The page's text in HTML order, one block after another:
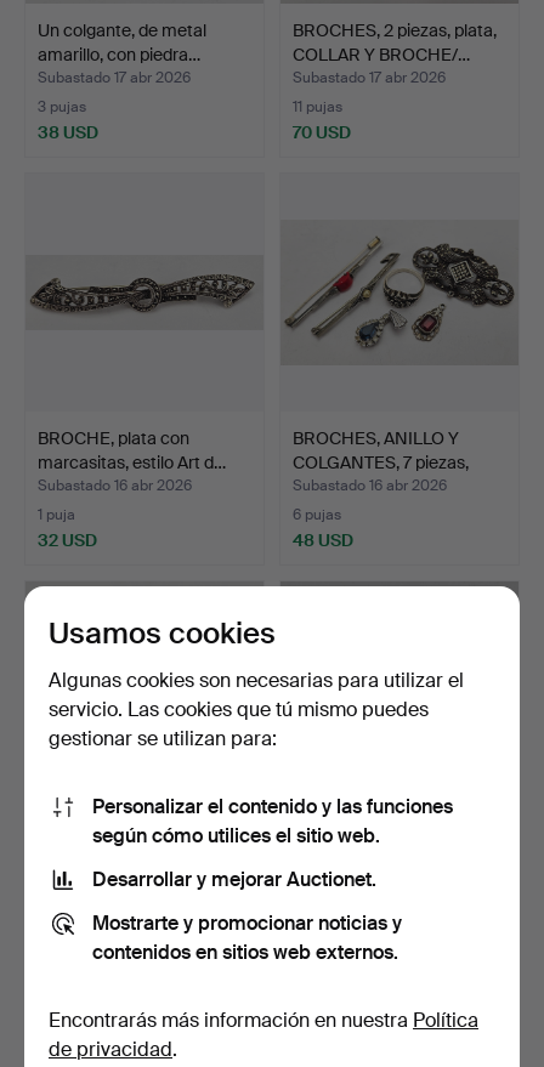
Un colgante, de metal
amarillo, con piedra…
Subastado 17 abr 2026
3 pujas
38 USD
BROCHES, 2 piezas, plata,
COLLAR Y BROCHE/…
Subastado 17 abr 2026
11 pujas
70 USD
BROCHE, plata con
marcasitas, estilo Art d…
Subastado 16 abr 2026
1 puja
32 USD
BROCHES, ANILLO Y
COLGANTES, 7 piezas,
est…
Subastado 16 abr 2026
6 pujas
48 USD
BROCHE/COLGANTE, oro
blanco, 18 quilates, …
Subastado 6 abr 2026
5 pujas
380 USD
BISUTERÍA, broche, LFA,
Mjölby 1973, peso …
2 pujas
53 USD
Usamos cookies
Algunas cookies son necesarias para utilizar el
servicio. Las cookies que tú mismo puedes
gestionar se utilizan para:
Personalizar el contenido y las funciones
según cómo utilices el sitio web.
Desarrollar y mejorar Auctionet.
Mostrarte y promocionar noticias y
contenidos en sitios web externos.
Encontrarás más información en nuestra Política
de privacidad.